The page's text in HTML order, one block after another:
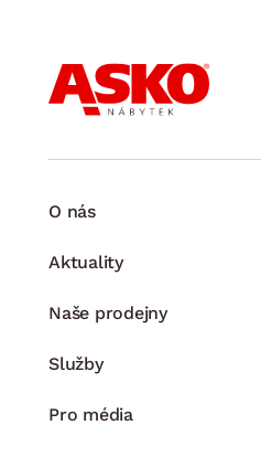
O nás
Aktuality
Naše prodejny
Služby
Pro média